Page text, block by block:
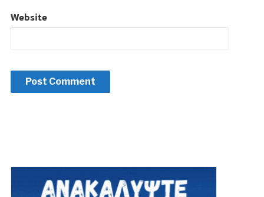
Website